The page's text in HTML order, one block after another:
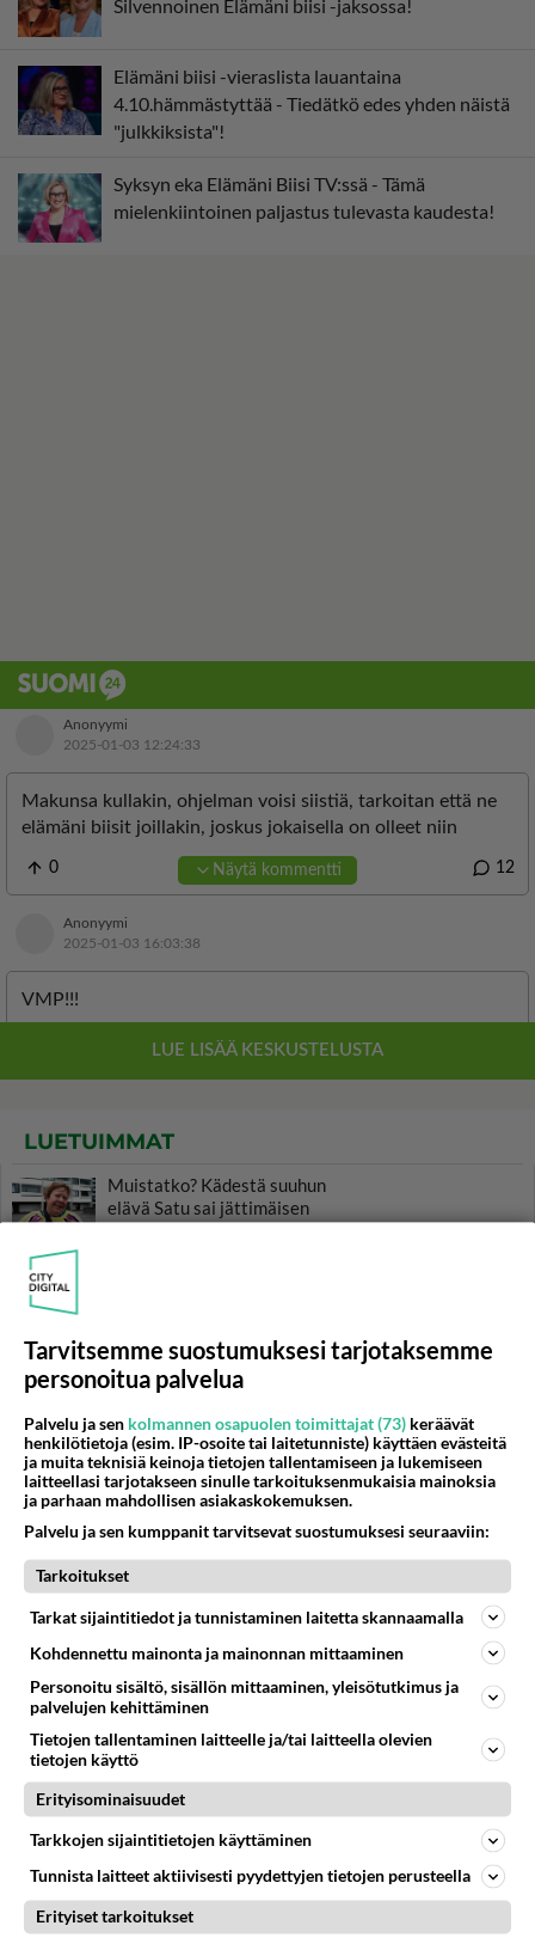
Silvennoinen Elämäni biisi -jaksossa!
Elämäni biisi -vieraslista lauantaina
4.10.hämmästyttää - Tiedätkö edes yhden näistä
"julkkiksista"!
Syksyn eka Elämäni Biisi TV:ssä - Tämä
mielenkiintoinen paljastus tulevasta kaudesta!
LUETUIMMAT
Muistatko? Kädestä suuhun
elävä Satu sai jättimäisen
rahasalkun Henry-
laulaja
Luetuimmat: Aarne Pelkonen
yhdessä - Tätä moni jo odotti
Danny, 83, teki yllättävän
teon - Missä on 25-vuotias
Helmi Loukasmäki?
Kun yksi kauhallinen ei riitä...
Tämä helppo arkiruoka ei jää
syömättä!
Tarvitsemme suostumuksesi tarjotaksemme
personoitua palvelua
Palvelu ja sen kolmannen osapuolen toimittajat (73) keräävät
henkilötietoja (esim. IP-osoite tai laitetunniste) käyttäen evästeitä
ja muita teknisiä keinoja tietojen tallentamiseen ja lukemiseen
laitteellasi tarjotakseen sinulle tarkoituksenmukaisia mainoksia
ja parhaan mahdollisen asiakaskokemuksen.
Palvelu ja sen kumppanit tarvitsevat suostumuksesi seuraaviin:
Tarkoitukset
Tarkat sijaintitiedot ja tunnistaminen laitetta skannaamalla
Kohdennettu mainonta ja mainonnan mittaaminen
Personoitu sisältö, sisällön mittaaminen, yleisötutkimus ja
palvelujen kehittäminen
Tietojen tallentaminen laitteelle ja/tai laitteella olevien
tietojen käyttö
Erityisominaisuudet
Tarkkojen sijaintitietojen käyttäminen
Tunnista laitteet aktiivisesti pyydettyjen tietojen perusteella
Erityiset tarkoitukset